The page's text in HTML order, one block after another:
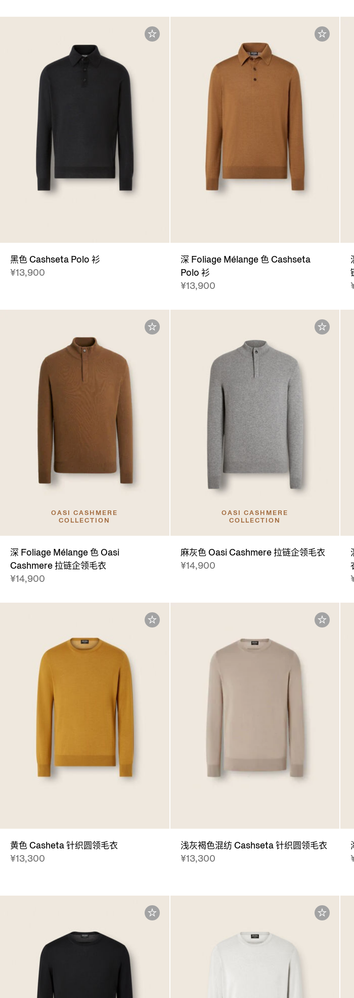
黑色 Cashseta Polo 衫
¥13,900
深 Foliage Mélange 色 Cashseta
Polo 衫
¥13,900
OASI CASHMERE
COLLECTION
深 Foliage Mélange 色 Oasi
Cashmere 拉链企领毛衣
¥14,900
OASI CASHMERE
COLLECTION
麻灰色 Oasi Cashmere 拉链企领毛衣
¥14,900
黄色 Casheta 针织圆领毛衣
¥13,300
浅灰褐色混纺 Cashseta 针织圆领毛衣
¥13,300